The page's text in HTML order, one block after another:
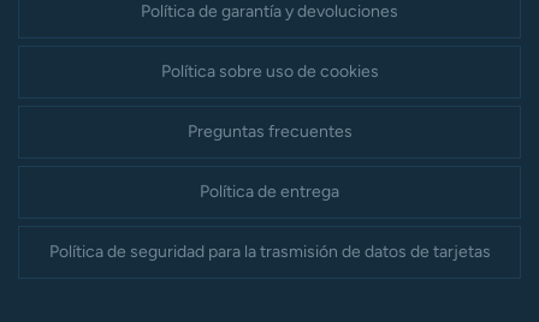
Política de garantía y devoluciones
Política sobre uso de cookies
Preguntas frecuentes
Política de entrega
Política de seguridad para la trasmisión de datos de tarjetas